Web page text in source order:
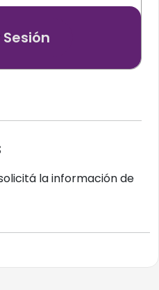
la información de